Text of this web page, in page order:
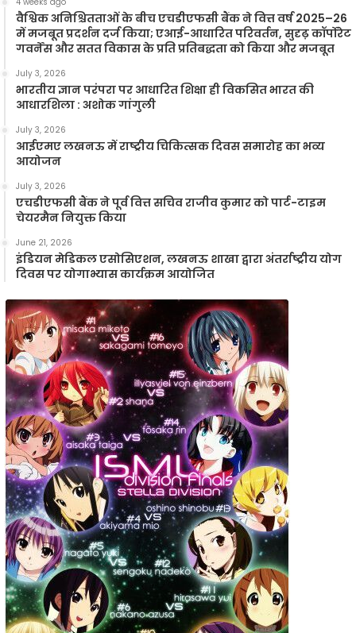
वैश्विक अनिश्चितताओं के बीच एचडीएफसी बैंक ने वित्त वर्ष 2025–26
में मजबूत प्रदर्शन दर्ज किया; एआई-आधारित परिवर्तन, सुदृढ़ कॉर्पोरेट
गवर्नेंस और सतत विकास के प्रति प्रतिबद्धता को किया और मजबूत
July 3, 2026
भारतीय ज्ञान परंपरा पर आधारित शिक्षा ही विकसित भारत की
आधारशिला : अशोक गांगुली
July 3, 2026
आईएमए लखनऊ में राष्ट्रीय चिकित्सक दिवस समारोह का भव्य
आयोजन
July 3, 2026
एचडीएफसी बैंक ने पूर्व वित्त सचिव राजीव कुमार को पार्ट-टाइम
चेयरमैन नियुक्त किया
June 21, 2026
इंडियन मेडिकल एसोसिएशन, लखनऊ शाखा द्वारा अंतर्राष्ट्रीय योग
दिवस पर योगाभ्यास कार्यक्रम आयोजित